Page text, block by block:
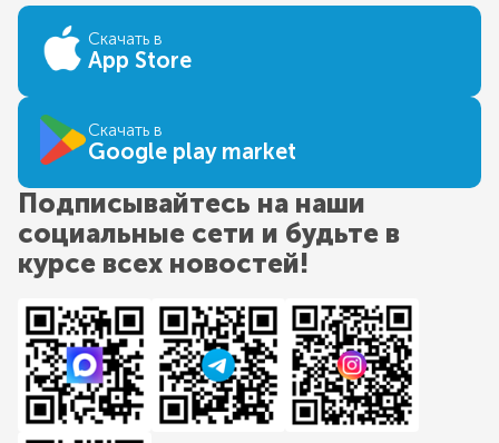
Скачать в
App Store
Скачать в
Google play market
Подписывайтесь на наши
социальные сети и будьте в
курсе всех новостей!